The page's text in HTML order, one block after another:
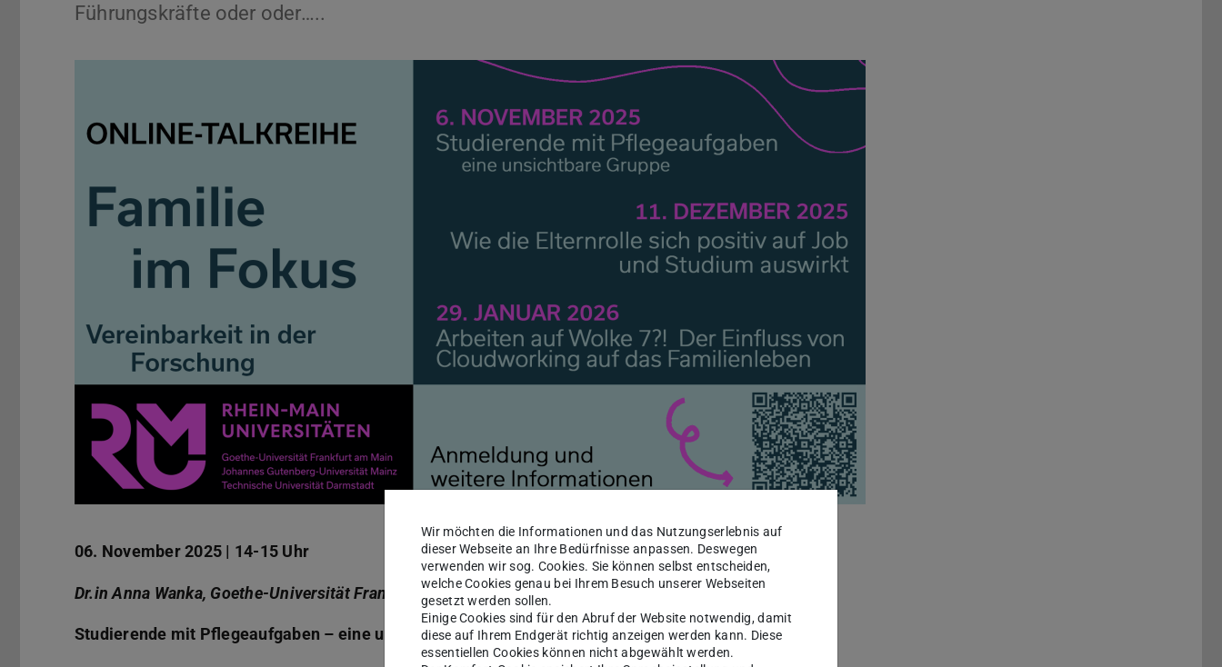
Führungskräfte oder oder…..
06. November 2025 | 14-15 Uhr
Dr.in Anna Wanka, Goethe-Universität Frankfurt
Studierende mit Pflegeaufgaben – eine unsichtbare Gruppe
Wir möchten die Informationen und das Nutzungserlebnis auf
dieser Webseite an Ihre Bedürfnisse anpassen. Deswegen
verwenden wir sog. Cookies. Sie können selbst entscheiden,
welche Cookies genau bei Ihrem Besuch unserer Webseiten
gesetzt werden sollen.
Einige Cookies sind für den Abruf der Website notwendig, damit
diese auf Ihrem Endgerät richtig anzeigen werden kann. Diese
essentiellen Cookies können nicht abgewählt werden.